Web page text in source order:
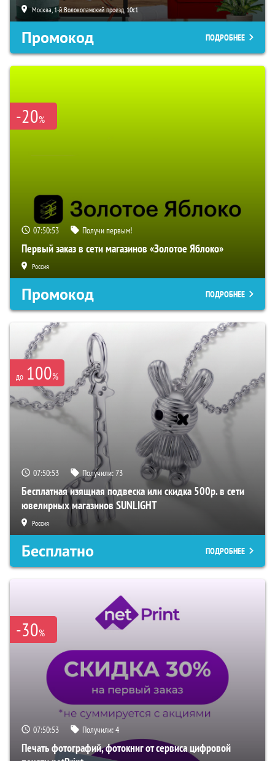
Москва, 1-й Волоколамский проезд, 10с1
Промокод ПОДРОБНЕЕ
-20%
07:50:52 Получи первым!
Первый заказ в сети магазинов «Золотое Яблоко»
Россия
Промокод ПОДРОБНЕЕ
до 100%
07:50:52 Получили:73
Бесплатная изящная подвеска или скидка 500р. в сети
ювелирных магазинов SUNLIGHT
Россия
Бесплатно ПОДРОБНЕЕ
-30%
07:50:52 Получили:4
Печать фотографий, фотокниг от сервиса цифровой